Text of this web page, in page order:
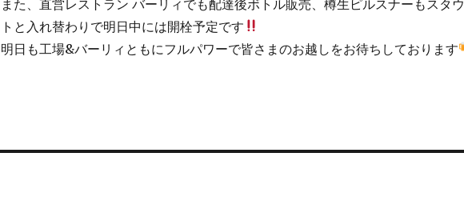
また、直営レストラン バーリィでも配達後ボトル販売、樽生ピルスナーもスタウ
トと入れ替わりで明日中には開栓予定です
明日も工場&バーリィともにフルパワーで皆さまのお越しをお待ちしております